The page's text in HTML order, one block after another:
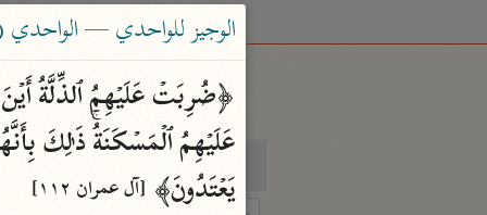
بحث تفسير
الوجيز للواحدي — الواحدي (٤٦٨
یَعۡتَدُونَ﴾ [آل عمران ١١٢]